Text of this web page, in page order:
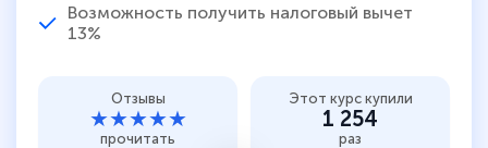
Возможность получить налоговый вычет
13%
Отзывы
★★★★★
прочитать
Этот курс купили
1 254
раз